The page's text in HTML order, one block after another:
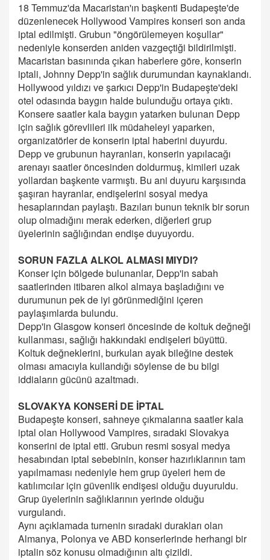
18 Temmuz'da Macaristan'ın başkenti Budapeşte'de
düzenlenecek Hollywood Vampires konseri son anda
iptal edilmişti. Grubun "öngörülemeyen koşullar"
nedeniyle konserden aniden vazgeçtiği bildirilmişti.
Macaristan basınında çıkan haberlere göre, konserin
iptali, Johnny Depp'in sağlık durumundan kaynaklandı.
Hollywood yıldızı ve şarkıcı Depp'in Budapeşte'deki
otel odasında baygın halde bulunduğu ortaya çıktı.
Konsere saatler kala baygın yatarken bulunan Depp
için sağlık görevlileri ilk müdaheleyi yaparken,
organizatörler de konserin iptal haberini duyurdu.
Depp ve grubunun hayranları, konserin yapılacağı
arenayı saatler öncesinden doldurmuş, kimileri uzak
yollardan başkente varmıştı. Bu ani duyuru karşısında
şaşıran hayranlar, endişelerini sosyal medya
hesaplarından paylaştı. Bazıları bunun teknik bir sorun
olup olmadığını merak ederken, diğerleri grup
üyelerinin sağlığından endişe duyuyordu.
SORUN FAZLA ALKOL ALMASI MIYDI?
Konser için bölgede bulunanlar, Depp'in sabah
saatlerinden itibaren alkol almaya başladığını ve
durumunun pek de iyi görünmediğini içeren
paylaşımlarda bulundu.
Depp'in Glasgow konseri öncesinde de koltuk değneği
kullanması, sağlığı hakkındaki endişeleri büyüttü.
Koltuk değneklerini, burkulan ayak bileğine destek
olması amacıyla kullandığı söylense de bu bilgi
iddiaların gücünü azaltmadı.
SLOVAKYA KONSERİ DE İPTAL
Budapeşte konseri, sahneye çıkmalarına saatler kala
iptal olan Hollywood Vampires, sıradaki Slovakya
konserini de iptal etti. Grubun resmi sosyal medya
hesabından iptal sebebinin, konser hazırlıklarının tam
yapılmaması nedeniyle hem grup üyeleri hem de
katılımcılar için güvenlik endişesi olduğu duyuruldu.
Grup üyelerinin sağlıklarının yerinde olduğu
vurgulandı.
Aynı açıklamada turnenin sıradaki durakları olan
Almanya, Polonya ve ABD konserlerinde herhangi bir
iptalin söz konusu olmadığının altı çizildi.